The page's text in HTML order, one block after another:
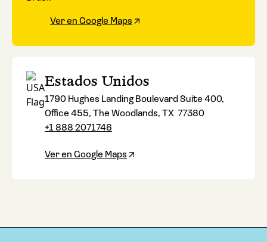
Ver en Google Maps
Estados Unidos
1790 Hughes Landing Boulevard Suite 400,
Office 455, The Woodlands, TX 77380
+1 888 2071746
Ver en Google Maps